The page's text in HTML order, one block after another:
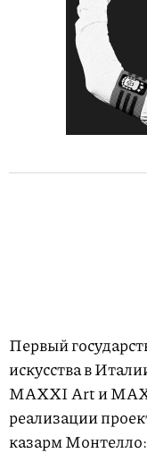
Первый
искусства в
MAXXI Art и
реализации
казарм Монтелло: